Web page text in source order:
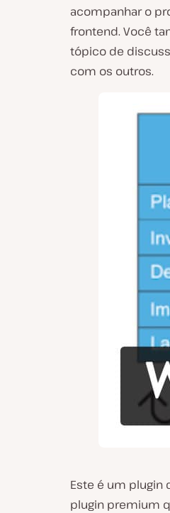
acompanhar o
frontend. Você
tópico de
com os outros.
Este é um
plugin premium